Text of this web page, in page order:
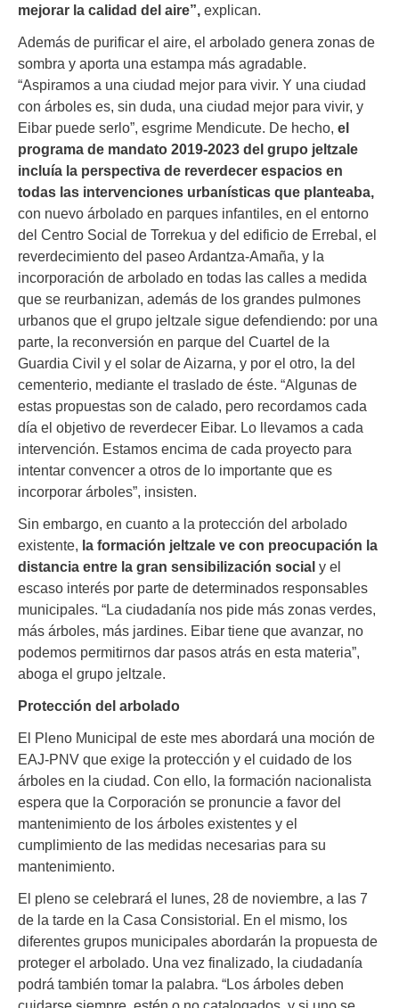
mejorar la calidad del aire”, explican.
Además de purificar el aire, el arbolado genera zonas de
sombra y aporta una estampa más agradable.
“Aspiramos a una ciudad mejor para vivir. Y una ciudad
con árboles es, sin duda, una ciudad mejor para vivir, y
Eibar puede serlo”, esgrime Mendicute. De hecho, el
programa de mandato 2019-2023 del grupo jeltzale
incluía la perspectiva de reverdecer espacios en
todas las intervenciones urbanísticas que planteaba,
con nuevo árbolado en parques infantiles, en el entorno
del Centro Social de Torrekua y del edificio de Errebal, el
reverdecimiento del paseo Ardantza-Amaña, y la
incorporación de arbolado en todas las calles a medida
que se reurbanizan, además de los grandes pulmones
urbanos que el grupo jeltzale sigue defendiendo: por una
parte, la reconversión en parque del Cuartel de la
Guardia Civil y el solar de Aizarna, y por el otro, la del
cementerio, mediante el traslado de éste. “Algunas de
estas propuestas son de calado, pero recordamos cada
día el objetivo de reverdecer Eibar. Lo llevamos a cada
intervención. Estamos encima de cada proyecto para
intentar convencer a otros de lo importante que es
incorporar árboles”, insisten.
Sin embargo, en cuanto a la protección del arbolado
existente, la formación jeltzale ve con preocupación la
distancia entre la gran sensibilización social y el
escaso interés por parte de determinados responsables
municipales. “La ciudadanía nos pide más zonas verdes,
más árboles, más jardines. Eibar tiene que avanzar, no
podemos permitirnos dar pasos atrás en esta materia”,
aboga el grupo jeltzale.
Protección del arbolado
El Pleno Municipal de este mes abordará una moción de
EAJ-PNV que exige la protección y el cuidado de los
árboles en la ciudad. Con ello, la formación nacionalista
espera que la Corporación se pronuncie a favor del
mantenimiento de los árboles existentes y el
cumplimiento de las medidas necesarias para su
mantenimiento.
El pleno se celebrará el lunes, 28 de noviembre, a las 7
de la tarde en la Casa Consistorial. En el mismo, los
diferentes grupos municipales abordarán la propuesta de
proteger el arbolado. Una vez finalizado, la ciudadanía
podrá también tomar la palabra. “Los árboles deben